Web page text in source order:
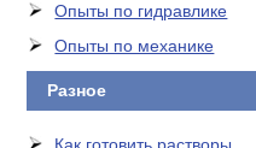
Опыты по гидравлике
Опыты по механике
Разное